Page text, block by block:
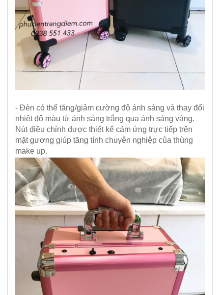
- Đèn có thể tăng/giảm cường độ ánh sáng và thay đổi
nhiệt độ màu từ ánh sáng trắng qua ánh sáng vàng.
Nút điều chỉnh được thiết kế cảm ứng trực tiếp trên
mặt gương giúp tăng tính chuyên nghiệp của thùng
make up.